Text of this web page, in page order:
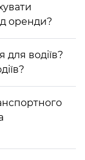
оренди?
для водіїв?